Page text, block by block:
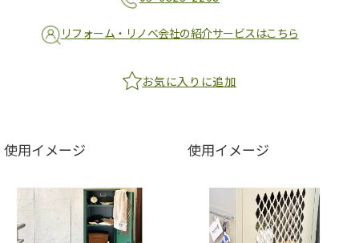
リフォーム・リノベ会社の紹介サービスはこちら
お気に入りに追加
使用イメージ 使用イメージ